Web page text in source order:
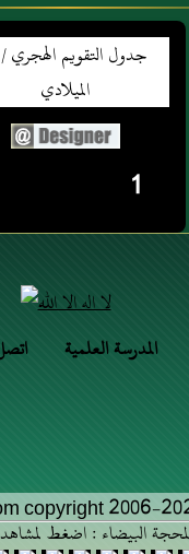
1
المدرسة العلمية
copyright 2006-
البيضاء : اضغط